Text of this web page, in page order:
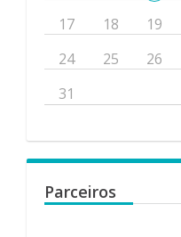
17
18 19
24
25 26
31
Parceiros